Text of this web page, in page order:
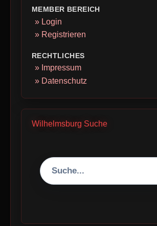
MEMBER BEREICH
» Login
» Registrieren
RECHTLICHES
» Impressum
» Datenschutz
Wilhelmsburg Suche